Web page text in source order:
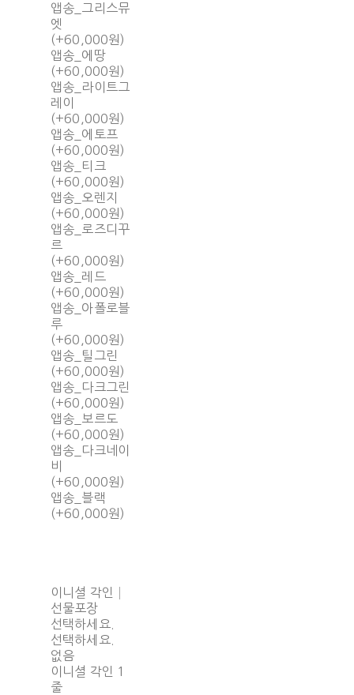
앱송_그리스뮤
엣
(+60,000원)
앱송_에땅
(+60,000원)
앱송_라이트그
레이
(+60,000원)
앱송_에토프
(+60,000원)
앱송_티크
(+60,000원)
앱송_오렌지
(+60,000원)
앱송_로즈디꾸
르
(+60,000원)
앱송_레드
(+60,000원)
앱송_아폴로블
루
(+60,000원)
앱송_틸그린
(+60,000원)
앱송_다크그린
(+60,000원)
앱송_보르도
(+60,000원)
앱송_다크네이
비
(+60,000원)
앱송_블랙
(+60,000원)
이니셜 각인│
선물포장
선택하세요.
선택하세요.
없음
이니셜 각인 1
줄